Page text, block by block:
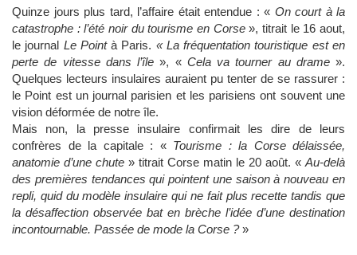
Quinze jours plus tard, l’affaire était entendue : « On court à la
catastrophe : l’été noir du tourisme en Corse», titrait le 16 aout,
le journal Le Pointà Paris. « La fréquentation touristique est en
perte de vitesse dans l’île », « Cela va tourner au drame».
Quelques lecteurs insulaires auraient pu tenter de se rassurer :
le Point est un journal parisien et les parisiens ont souvent une
vision déformée de notre île.
Mais non, la presse insulaire confirmait les dire de leurs
confrères de la capitale : « Tourisme : la Corse délaissée,
anatomie d’une chute » titrait Corse matin le 20 août. « Au-delà
des premières tendances qui pointent une saison à nouveau en
repli, quid du modèle insulaire qui ne fait plus recette tandis que
la désaffection observée bat en brèche l’idée d’une destination
incontournable. Passée de mode la Corse ?»